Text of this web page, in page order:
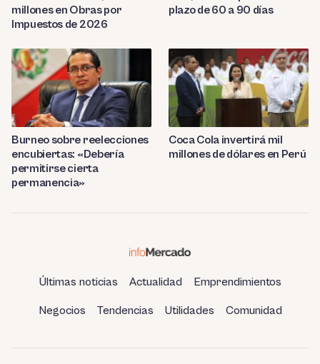
millones en Obras por
Impuestos de 2026
plazo de 60 a 90 días
Burneo sobre reelecciones
encubiertas: «Debería
permitirse cierta
permanencia»
Coca Cola invertirá mil
millones de dólares en Perú
Últimas noticias Actualidad Emprendimientos
Negocios Tendencias Utilidades Comunidad